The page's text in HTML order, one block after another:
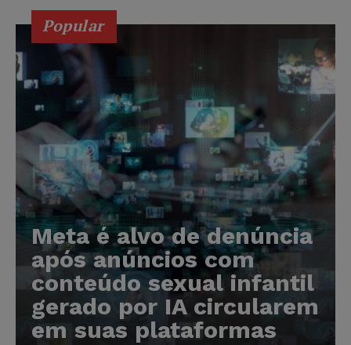
Popular
Meta é alvo de denúncia
após anúncios com
conteúdo sexual infantil
gerado por IA circularem
em suas plataformas